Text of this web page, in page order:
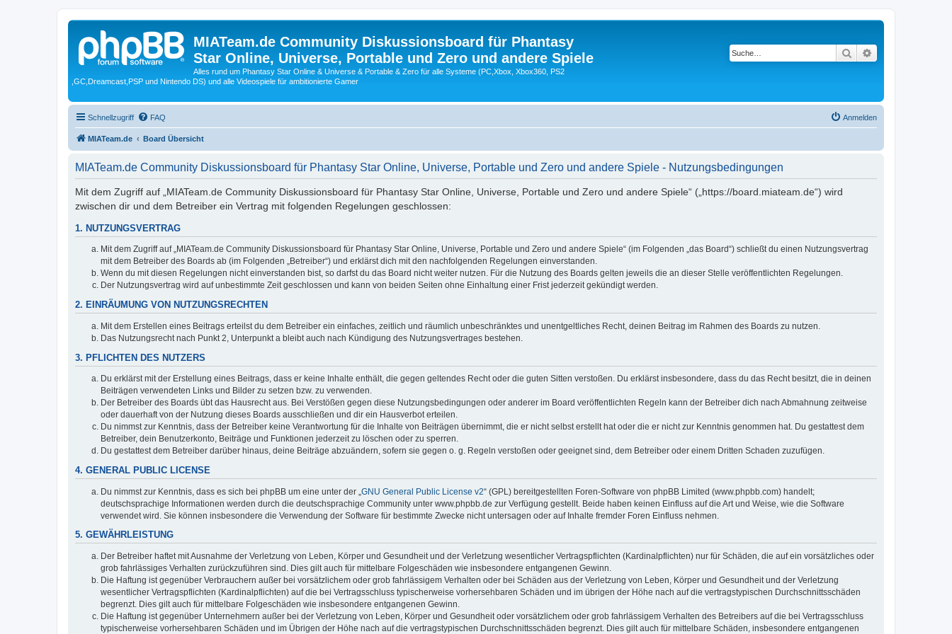
MIATeam.de Community Diskussionsboard für Phantasy
Star Online, Universe, Portable und Zero und andere Spiele
Alles rund um Phantasy Star Online & Universe & Portable & Zero für alle Systeme (PC,Xbox, Xbox360, PS2
,GC,Dreamcast,PSP und Nintendo DS) und alle Videospiele für ambitionierte Gamer
Suche
Schnellzugriff FAQ Anmelden
MIATeam.de Board Übersicht
MIATeam.de Community Diskussionsboard für Phantasy Star Online, Universe, Portable und Zero und andere Spiele - Nutzungsbedingungen
Mit dem Zugriff auf „MIATeam.de Community Diskussionsboard für Phantasy Star Online, Universe, Portable und Zero und andere Spiele“ („https://board.miateam.de“) wird
zwischen dir und dem Betreiber ein Vertrag mit folgenden Regelungen geschlossen:
1. NUTZUNGSVERTRAG
Mit dem Zugriff auf „MIATeam.de Community Diskussionsboard für Phantasy Star Online, Universe, Portable und Zero und andere Spiele“ (im Folgenden „das Board“) schließt du einen Nutzungsvertrag
mit dem Betreiber des Boards ab (im Folgenden „Betreiber“) und erklärst dich mit den nachfolgenden Regelungen einverstanden.
Wenn du mit diesen Regelungen nicht einverstanden bist, so darfst du das Board nicht weiter nutzen. Für die Nutzung des Boards gelten jeweils die an dieser Stelle veröffentlichten Regelungen.
Der Nutzungsvertrag wird auf unbestimmte Zeit geschlossen und kann von beiden Seiten ohne Einhaltung einer Frist jederzeit gekündigt werden.
2. EINRÄUMUNG VON NUTZUNGSRECHTEN
Mit dem Erstellen eines Beitrags erteilst du dem Betreiber ein einfaches, zeitlich und räumlich unbeschränktes und unentgeltliches Recht, deinen Beitrag im Rahmen des Boards zu nutzen.
Das Nutzungsrecht nach Punkt 2, Unterpunkt a bleibt auch nach Kündigung des Nutzungsvertrages bestehen.
3. PFLICHTEN DES NUTZERS
Du erklärst mit der Erstellung eines Beitrags, dass er keine Inhalte enthält, die gegen geltendes Recht oder die guten Sitten verstoßen. Du erklärst insbesondere, dass du das Recht besitzt, die in deinen
Beiträgen verwendeten Links und Bilder zu setzen bzw. zu verwenden.
Der Betreiber des Boards übt das Hausrecht aus. Bei Verstößen gegen diese Nutzungsbedingungen oder anderer im Board veröffentlichten Regeln kann der Betreiber dich nach Abmahnung zeitweise
oder dauerhaft von der Nutzung dieses Boards ausschließen und dir ein Hausverbot erteilen.
Du nimmst zur Kenntnis, dass der Betreiber keine Verantwortung für die Inhalte von Beiträgen übernimmt, die er nicht selbst erstellt hat oder die er nicht zur Kenntnis genommen hat. Du gestattest dem
Betreiber, dein Benutzerkonto, Beiträge und Funktionen jederzeit zu löschen oder zu sperren.
Du gestattest dem Betreiber darüber hinaus, deine Beiträge abzuändern, sofern sie gegen o. g. Regeln verstoßen oder geeignet sind, dem Betreiber oder einem Dritten Schaden zuzufügen.
4. GENERAL PUBLIC LICENSE
Du nimmst zur Kenntnis, dass es sich bei phpBB um eine unter der „ GNU General Public License v2“ (GPL) bereitgestellten Foren-Software von phpBB Limited (www.phpbb.com) handelt;
deutschsprachige Informationen werden durch die deutschsprachige Community unter www.phpbb.de zur Verfügung gestellt. Beide haben keinen Einfluss auf die Art und Weise, wie die Software
verwendet wird. Sie können insbesondere die Verwendung der Software für bestimmte Zwecke nicht untersagen oder auf Inhalte fremder Foren Einfluss nehmen.
5. GEWÄHRLEISTUNG
Der Betreiber haftet mit Ausnahme der Verletzung von Leben, Körper und Gesundheit und der Verletzung wesentlicher Vertragspflichten (Kardinalpflichten) nur für Schäden, die auf ein vorsätzliches oder
grob fahrlässiges Verhalten zurückzuführen sind. Dies gilt auch für mittelbare Folgeschäden wie insbesondere entgangenen Gewinn.
Die Haftung ist gegenüber Verbrauchern außer bei vorsätzlichem oder grob fahrlässigem Verhalten oder bei Schäden aus der Verletzung von Leben, Körper und Gesundheit und der Verletzung
wesentlicher Vertragspflichten (Kardinalpflichten) auf die bei Vertragsschluss typischerweise vorhersehbaren Schäden und im übrigen der Höhe nach auf die vertragstypischen Durchschnittsschäden
begrenzt. Dies gilt auch für mittelbare Folgeschäden wie insbesondere entgangenen Gewinn.
Die Haftung ist gegenüber Unternehmern außer bei der Verletzung von Leben, Körper und Gesundheit oder vorsätzlichem oder grob fahrlässigem Verhalten des Betreibers auf die bei Vertragsschluss
typischerweise vorhersehbaren Schäden und im Übrigen der Höhe nach auf die vertragstypischen Durchschnittsschäden begrenzt. Dies gilt auch für mittelbare Schäden, insbesondere entgangenen